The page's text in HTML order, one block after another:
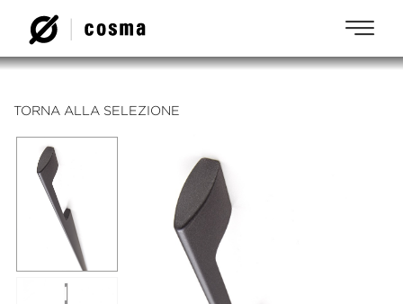
TORNA ALLA SELEZIONE